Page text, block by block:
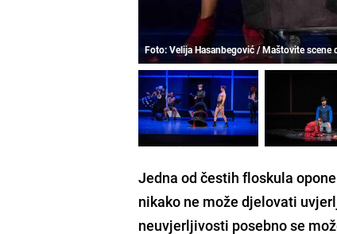
Foto: Velija Hasanbegović / Maštovite scene
Jedna od čestih floskula
nikako ne može djelovati
neuvjerljivosti posebno se